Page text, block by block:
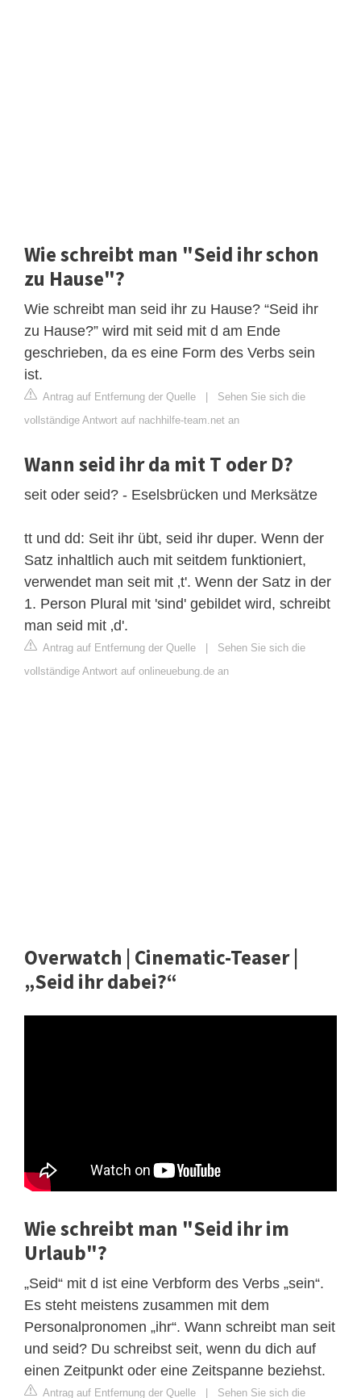
Wie schreibt man "Seid ihr schon
zu Hause"?
Wie schreibt man seid ihr zu Hause? “Seid ihr
zu Hause?” wird mit seid mit d am Ende
geschrieben, da es eine Form des Verbs sein
ist.
Antrag auf Entfernung der Quelle
Sehen Sie sich die
vollständige Antwort auf nachhilfe-team.net an
Wann seid ihr da mit T oder D?
seit oder seid? - Eselsbrücken und Merksätze
tt und dd: Seit ihr übt, seid ihr duper. Wenn der
Satz inhaltlich auch mit seitdem funktioniert,
verwendet man seit mit ‚t'. Wenn der Satz in der
1. Person Plural mit 'sind' gebildet wird, schreibt
man seid mit ‚d'.
Antrag auf Entfernung der Quelle
Sehen Sie sich die
vollständige Antwort auf onlineuebung.de an
Overwatch | Cinematic-Teaser |
„Seid ihr dabei?“
Wie schreibt man "Seid ihr im
Urlaub"?
„Seid“ mit d ist eine Verbform des Verbs „sein“.
Es steht meistens zusammen mit dem
Personalpronomen „ihr“. Wann schreibt man seit
und seid? Du schreibst seit, wenn du dich auf
einen Zeitpunkt oder eine Zeitspanne beziehst.
Antrag auf Entfernung der Quelle | Sehen Sie sich die